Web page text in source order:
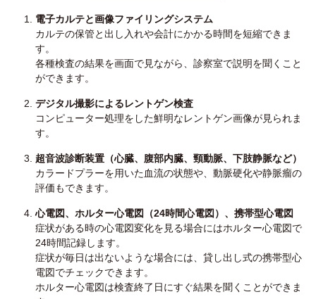
電子カルテと画像ファイリングシステム
カルテの保管と出し入れや会計にかかる時間を短縮できま
す。
各種検査の結果を画面で見ながら、診察室で説明を聞くこと
ができます。
デジタル撮影によるレントゲン検査
コンピューター処理をした鮮明なレントゲン画像が見られま
す。
超音波診断装置（心臓、腹部内臓、頸動脈、下肢静脈など）
カラードプラーを用いた血流の状態や、動脈硬化や静脈瘤の
評価もできます。
心電図、ホルター心電図（24時間心電図）、携帯型心電図
症状がある時の心電図変化を見る場合にはホルター心電図で
24時間記録します。
症状が毎日は出ないような場合には、貸し出し式の携帯型心
電図でチェックできます。
ホルター心電図は検査終了日にすぐ結果を聞くことができま